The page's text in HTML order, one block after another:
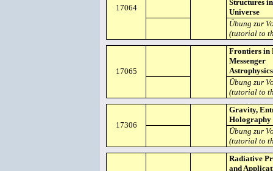
17064
Structures
Universe
Übung zur
(tutorial to
17065
Frontiers in
Messenger
Astrophysics
Übung zur
(tutorial to
17306
Gravity,
Holography
Übung zur
(tutorial to
Radiative
and